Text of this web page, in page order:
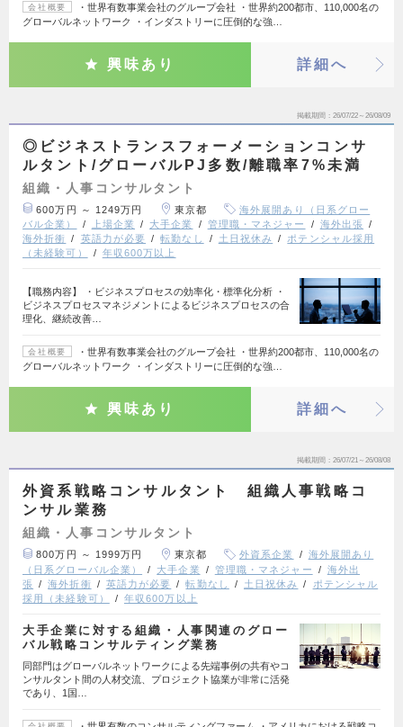
会社概要
・世界有数事業会社のグループ会社 ・世界約200都市、110,000名の
グローバルネットワーク ・インダストリーに圧倒的な強…
興味あり 詳細へ
掲載期間 26/07/22～26/08/09
◎ビジネストランスフォーメーションコンサ
ルタント/グローバルPJ多数/離職率7%未満
組織・人事コンサルタント
600万円 ～ 1249万円 東京都
海外展開あり（日系グロー
バル企業）
上場企業 大手企業 管理職・マネジャー
海外出張
海外折衝
英語力が必要 転勤なし 土日祝休み
ポテンシャル採用
（未経験可）
年収600万以上
【職務内容】 ・ビジネスプロセスの効率化・標準化分析 ・
ビジネスプロセスマネジメントによるビジネスプロセスの合
理化、継続改善…
会社概要
・世界有数事業会社のグループ会社 ・世界約200都市、110,000名の
グローバルネットワーク ・インダストリーに圧倒的な強…
興味あり 詳細へ
掲載期間 26/07/21～26/08/08
外資系戦略コンサルタント 組織人事戦略コ
ンサル業務
組織・人事コンサルタント
800万円 ～ 1999万円 東京都 外資系企業
海外展開あり
（日系グローバル企業）
大手企業 管理職・マネジャー
海外出
張
海外折衝 英語力が必要 転勤なし 土日祝休み
ポテンシャル
採用（未経験可）
年収600万以上
大手企業に対する組織・人事関連のグロー
バル戦略コンサルティング業務
同部門はグローバルネットワークによる先端事例の共有やコ
ンサルタント間の人材交流、プロジェクト協業が非常に活発
であり、1国…